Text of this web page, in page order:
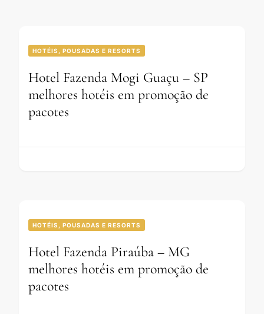
HOTÉIS, POUSADAS E RESORTS
Hotel Fazenda Mogi Guaçu – SP
melhores hotéis em promoção de
pacotes
HOTÉIS, POUSADAS E RESORTS
Hotel Fazenda Piraúba – MG
melhores hotéis em promoção de
pacotes